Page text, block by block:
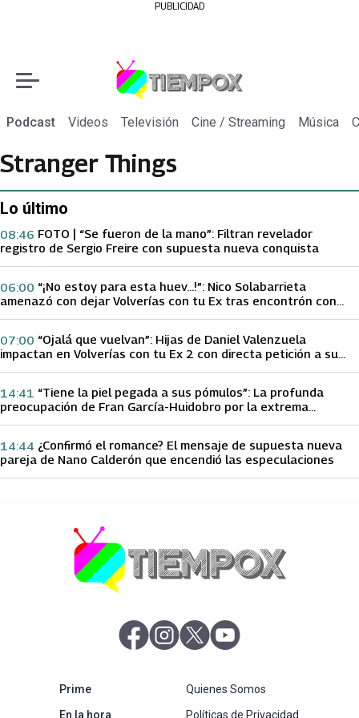
PUBLICIDAD
Podcast Videos Televisión Cine / Streaming Música
Stranger Things
Lo último
FOTO | “Se fueron de la mano”: Filtran revelador
registro de Sergio Freire con supuesta nueva conquista
08:46
“¡No estoy para esta huev…!”: Nico Solabarrieta
amenazó con dejar Volverías con tu Ex tras encontrón con
06:00
“Ojalá que vuelvan”: Hijas de Daniel Valenzuela
impactan en Volverías con tu Ex 2 con directa petición a su
07:00
“Tiene la piel pegada a sus pómulos”: La profunda
preocupación de Fran García-Huidobro por la extrema
14:41
¿Confirmó el romance? El mensaje de supuesta nueva
pareja de Nano Calderón que encendió las especulaciones
14:44
abre en nueva pestaña
abre en nueva pestaña
abre en nueva pestaña
Primeabre en nueva pestaña
En la horaabre en nueva pestaña
Quienes Somos
Políticas de Privacidad